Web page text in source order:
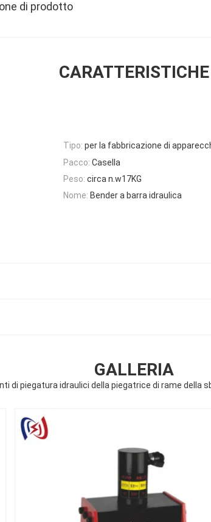
di prodotto
CARATTERISTICHE
Tipo: per la fabbricazione di
Pacco: Casella
Peso: circa n.w17KG
Nome: Bender a barra idraulica
GALLERIA
di piegatura idraulici della piegatrice di rame della